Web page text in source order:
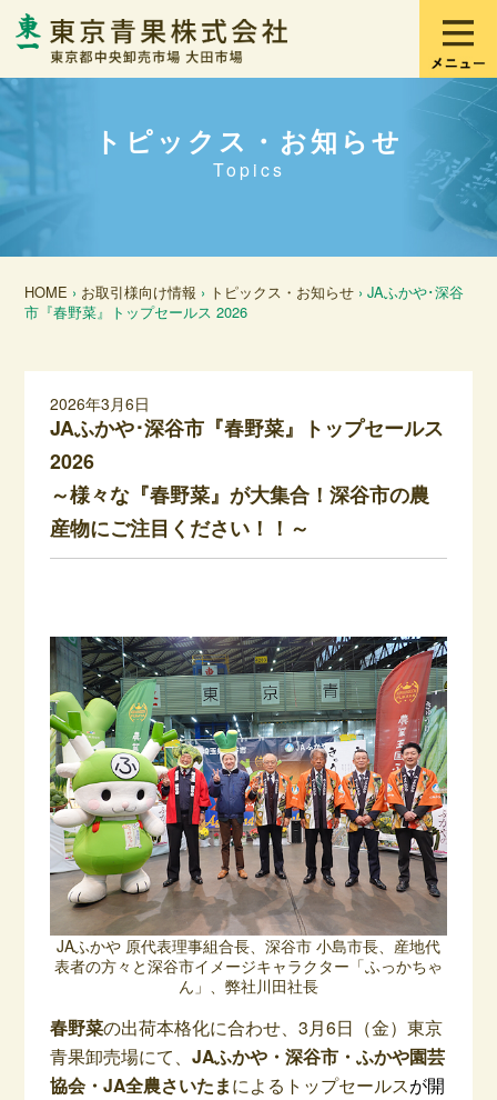
トピックス・お知らせ
Topics
HOME › お取引様向け情報 › トピックス・お知らせ › JAふかや･深谷
市『春野菜』トップセールス 2026
2026年3月6日
JAふかや･深谷市『春野菜』トップセールス
2026
～様々な『春野菜』が大集合！深谷市の農
産物にご注目ください！！～
JAふかや 原代表理事組合長、深谷市 小島市長、産地代
表者の方々と深谷市イメージキャラクター「ふっかちゃ
ん」、弊社川田社長
春野菜の出荷本格化に合わせ、3月6日（金）東京
青果卸売場にて、 JAふかや・深谷市・ふかや園芸
協会・JA全農さいたまによるトップセールスが開